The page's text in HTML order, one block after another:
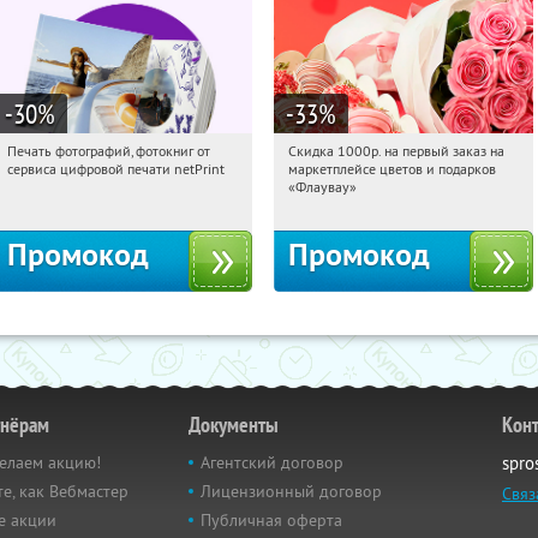
-30%
15:57:03 Получили:
Печать фотографий, фотокниг от
сервиса цифровой печати netPrint
Промокод
-33%
15:57:03 Получили:
Россия
Скидка 1000р. на первый заказ на
маркетплейсе цветов и подарков
«Флаувау»
Промокод
акцию!
как Вебмастер
акции
Документы
Агентский договор
Лицензионный договор
Публичная оферта